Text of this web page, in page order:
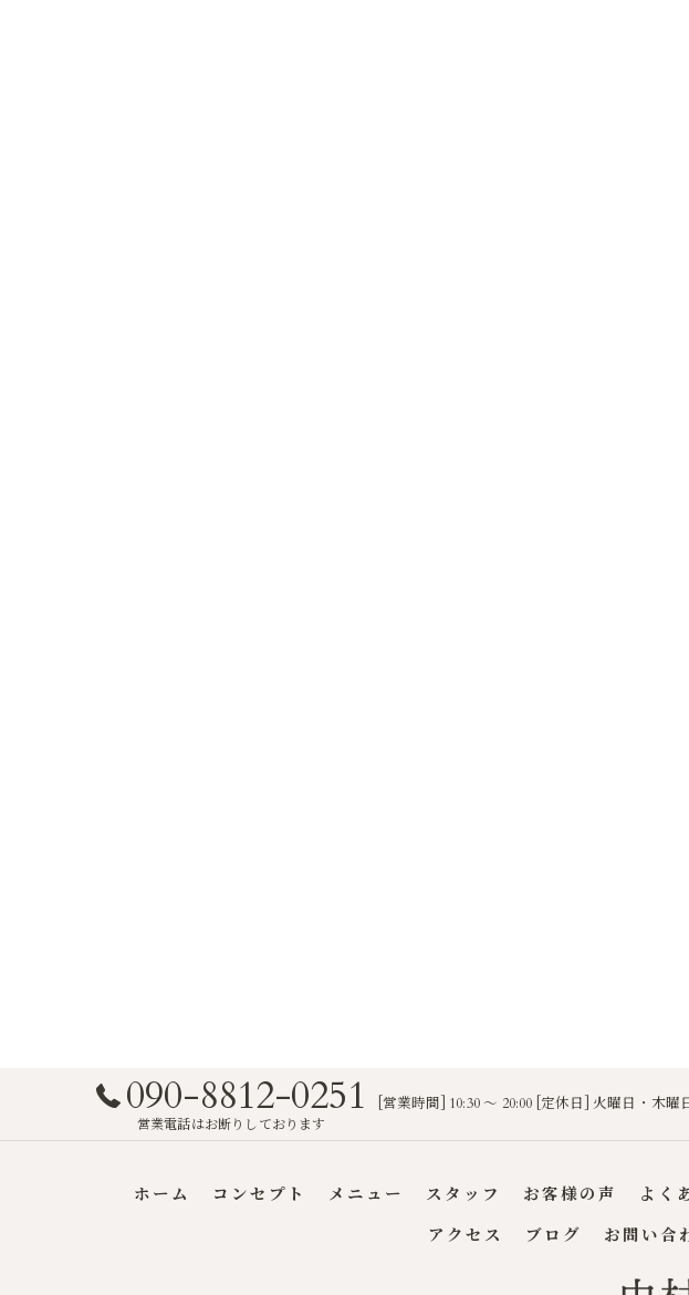
090-8812-0251
営業電話はお断りしております
[営業時間] 10:30 〜 20:00 [定休日] 火曜日・木曜
ホーム コンセプト メニュー スタッフ お客様の声 よく
アクセス
ブログ お問い合